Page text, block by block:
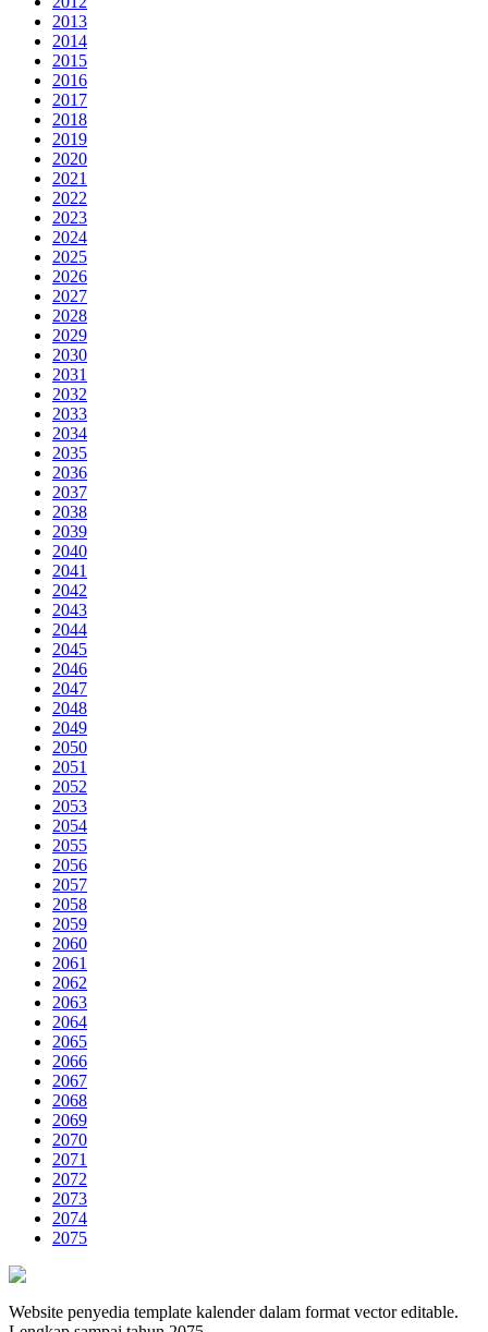
2013
2014
2015
2016
2017
2018
2019
2020
2021
2022
2023
2024
2025
2026
2027
2028
2029
2030
2031
2032
2033
2034
2035
2036
2037
2038
2039
2040
2041
2042
2043
2044
2045
2046
2047
2048
2049
2050
2051
2052
2053
2054
2055
2056
2057
2058
2059
2060
2061
2062
2063
2064
2065
2066
2067
2068
2069
2070
2071
2072
2073
2074
2075
Website penyedia template kalender dalam format vector editable.